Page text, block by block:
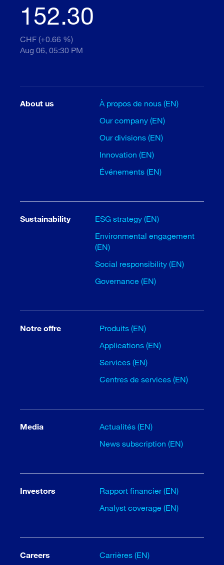
152.30
CHF (+0.66 %)
Aug 06, 05:30 PM
About us
À propos de nous (EN)
Our company (EN)
Our divisions (EN)
Innovation (EN)
Événements (EN)
Sustainability
ESG strategy (EN)
Environmental engagement
(EN)
Social responsibility (EN)
Governance (EN)
Notre offre
Produits (EN)
Applications (EN)
Services (EN)
Centres de services (EN)
Media
Actualités (EN)
News subscription (EN)
Investors
Rapport financier (EN)
Analyst coverage (EN)
Careers
Carrières (EN)